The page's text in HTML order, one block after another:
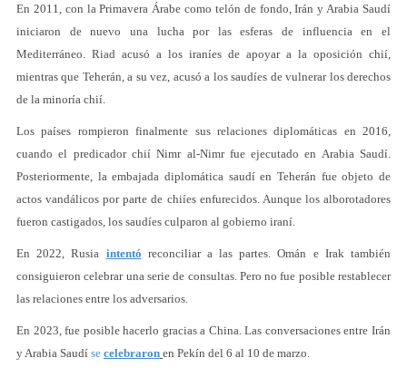
En 2011, con la Primavera Árabe como telón de fondo, Irán y Arabia Saudí
iniciaron de nuevo una lucha por las esferas de influencia en el
Mediterráneo. Riad acusó a los iraníes de apoyar a la oposición chií,
mientras que Teherán, a su vez, acusó a los saudíes de vulnerar los derechos
de la minoría chií.
Los países rompieron finalmente sus relaciones diplomáticas en 2016,
cuando el predicador chií Nimr al-Nimr fue ejecutado en Arabia Saudí.
Posteriormente, la embajada diplomática saudí en Teherán fue objeto de
actos vandálicos por parte de chiíes enfurecidos. Aunque los alborotadores
fueron castigados, los saudíes culparon al gobierno iraní.
En 2022, Rusia intentó reconciliar a las partes. Omán e Irak también
consiguieron celebrar una serie de consultas. Pero no fue posible restablecer
las relaciones entre los adversarios.
En 2023, fue posible hacerlo gracias a China. Las conversaciones entre Irán
y Arabia Saudí se celebraron en Pekín del 6 al 10 de marzo.